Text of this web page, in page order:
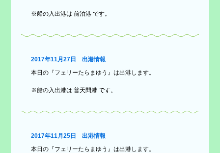
※船の入出港は 前泊港 です。
2017年11月27日 出港情報
本日の『フェリーたらまゆう』は出港します。
※船の入出港は 普天間港 です。
2017年11月25日 出港情報
本日の『フェリーたらまゆう』は出港します。